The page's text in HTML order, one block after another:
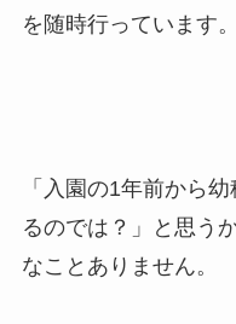
を随時行っています。
「入園の1年前から
るのでは？」と思う
なことありません。